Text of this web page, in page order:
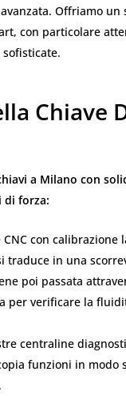
Offriamo un
con particolare
Chiave
a Milano con
di forza:
con calibrazione
in una
poi passata
verificare la
centraline
funzioni in modo